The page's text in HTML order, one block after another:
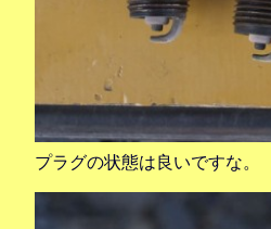
プラグの状態は良いですな。